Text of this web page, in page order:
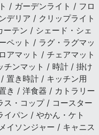
/ ガーデンライト / フロ
デリア / クリップライト
テン / シェード・シェ
ペット / ラグ・ラグマッ
アマット / チェアマット
チンマット / 時計 / 掛け
置き時計 / キッチン用
き / 洋食器 / カトラリー
・コップ / コースター
パン / やかん・ケト
イソンジャー / キャニス